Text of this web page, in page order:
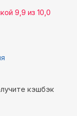
9,9 из 10,0
кэшбэк